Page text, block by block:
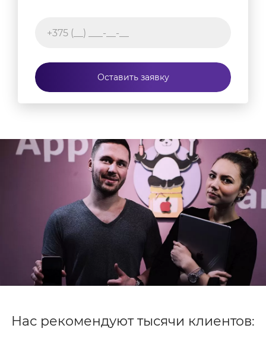
Оставить заявку
Нас рекомендуют тысячи клиентов: